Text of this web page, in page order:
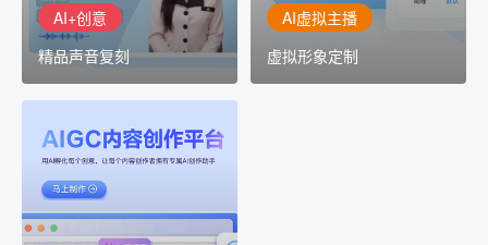
AI+创意
精品声音复刻
AI虚拟主播
虚拟形象定制
AIGC平台
用AI孵化每个创意